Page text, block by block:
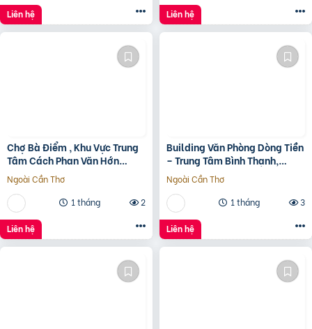
Liên hệ Liên hệ
Chợ Bà Điểm , Khu Vực Trung
Tâm Cách Phan Văn Hớn
100m
Ngoài Cần Thơ
1 tháng
2
Liên hệ
Building Văn Phòng Dòng Tiền
– Trung Tâm Bình Thạnh,
Tp.hcm Chỉ 100Tr/M2 Đất
Ngoài Cần Thơ
1 tháng
3
Liên hệ